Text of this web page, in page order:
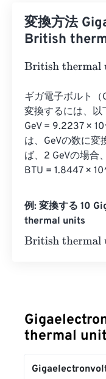
変換方法
British
British thermal
ギガ電子ボルト（
変換するには、以
GeV = 9.2237 ×
は、GeVの数に変
ば、2 GeVの場合
BTU = 1.8447 ×
例: 変換する 10
thermal units
British thermal
thermal